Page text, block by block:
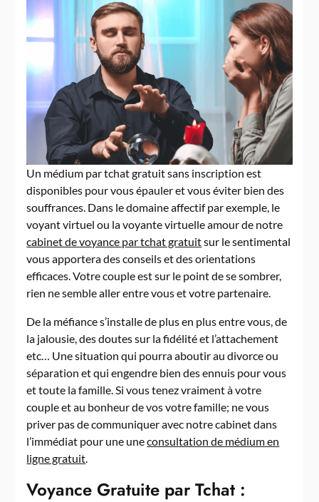
Un médium par tchat gratuit sans inscription est
disponibles pour vous épauler et vous éviter bien des
souffrances. Dans le domaine affectif par exemple, le
voyant virtuel ou la voyante virtuelle amour de notre
cabinet de voyance par tchat gratuitsur le sentimental
vous apportera des conseils et des orientations
efficaces. Votre couple est sur le point de se sombrer,
rien ne semble aller entre vous et votre partenaire.
De la méfiance s’installe de plus en plus entre vous, de
la jalousie, des doutes sur la fidélité et l’attachement
etc… Une situation qui pourra aboutir au divorce ou
séparation et qui engendre bien des ennuis pour vous
et toute la famille. Si vous tenez vraiment à votre
couple et au bonheur de vos votre famille; ne vous
priver pas de communiquer avec notre cabinet dans
l’immédiat pour une uneconsultation de médium en
ligne gratuit
Voyance Gratuite par Tchat :